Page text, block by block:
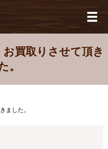
メ
お買取りさせて頂き
。
ました。